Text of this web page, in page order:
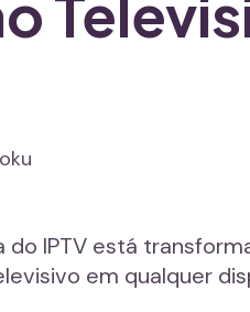
IPTV está
em qualquer